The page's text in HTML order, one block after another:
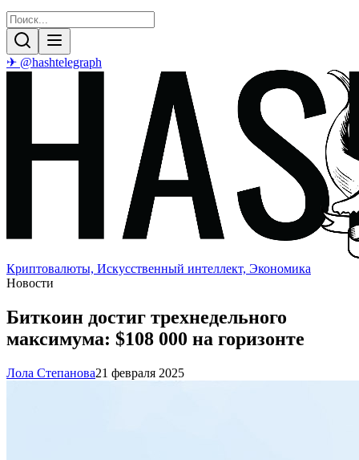
✈ @hashtelegraph
Криптовалюты, Искусственный интеллект, Экономика
Новости
Биткоин достиг трехнедельного
максимума: $108 000 на горизонте
Лола Степанова21 февраля 2025